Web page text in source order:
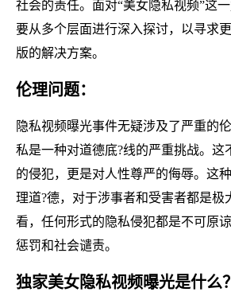
社会的责任。面对“美女隐私视频”这
要从多个层面进行深入探讨，以寻求
版的解决方案。
伦理问题：
隐私视频曝光事件无疑涉及了严重的
私是一种对道德底?线的严重挑战。这
的侵犯，更是对人性尊严的侮辱。这
理道?德，对于涉事者和受害者都是极
看，任何形式的隐私侵犯都是不可原
惩罚和社会谴责。
独家美女隐私视频曝光是什么？